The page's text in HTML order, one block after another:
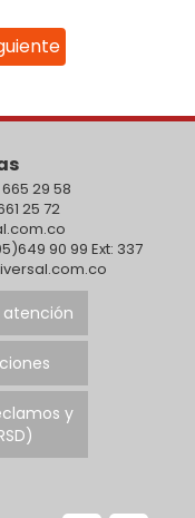
29 58
25 72
90 99 Ext: 337
atención
y